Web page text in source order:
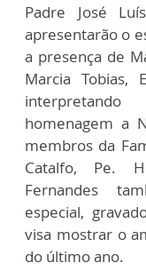
Padre José
apresentarão o
a presença de
Marcia Tobias,
homenagem a
membros da
Catalfo, Pe.
Fernandes
especial,
visa mostrar o
do último ano.